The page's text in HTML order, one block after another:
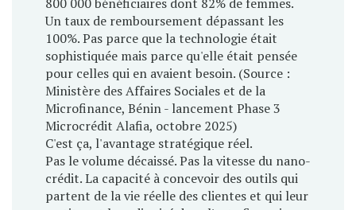
Un taux de remboursement dépassant les
100%. Pas parce que la technologie était
sophistiquée mais parce qu'elle était pensée
pour celles qui en avaient besoin. (Source :
Ministère des Affaires Sociales et de la
Microfinance, Bénin - lancement Phase 3
Microcrédit Alafia, octobre 2025)
C'est ça, l'avantage stratégique réel.
Pas le volume décaissé. Pas la vitesse du nano-
crédit. La capacité à concevoir des outils qui
partent de la vie réelle des clientes et qui leur